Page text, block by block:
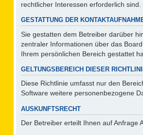
rechtlicher Interessen erforderlich sind.
GESTATTUNG DER
Sie gestatten dem Betreiber darüber
zentraler Informationen über das
Ihrem persönlichen Bereich gestattet
GELTUNGSBEREICH DIESER
Diese Richtlinie umfasst nur den
Software weitere personenbezogene
AUSKUNFTSRECHT
Der Betreiber erteilt Ihnen auf Anfrage